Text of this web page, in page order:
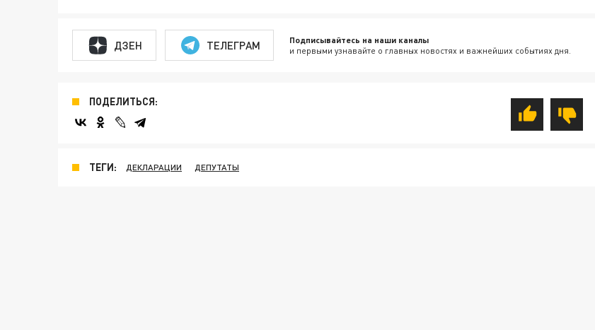
ДЗЕН ТЕЛЕГРАМ Подписывайтесь на наши каналы
и первыми узнавайте о главных новостях и важнейших событиях дня.
ПОДЕЛИТЬСЯ:
ТЕГИ: ДЕКЛАРАЦИИ ДЕПУТАТЫ